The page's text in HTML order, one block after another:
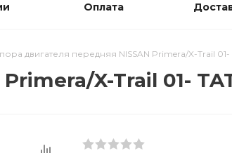
Оплата
двигателя передняя NISSAN Primera/X-Trail 01-
X-Trail 01-